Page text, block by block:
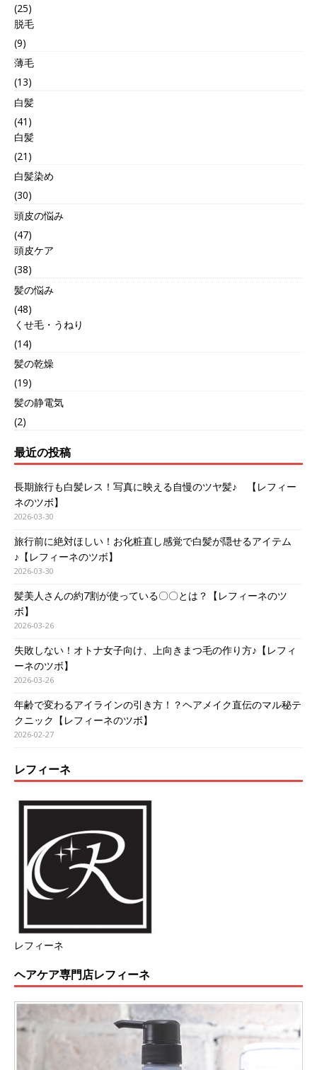
(25)
脱毛
(9)
薄毛
(13)
白髪
(41)
白髪
(21)
白髪染め
(30)
頭皮の悩み
(47)
頭皮ケア
(38)
髪の悩み
(48)
くせ毛・うねり
(14)
髪の乾燥
(19)
髪の静電気
(2)
最近の投稿
長期旅行も白髪レス！写真に映える自慢のツヤ髪♪ 【レフィー
ネのツボ】
2026-03-30
旅行前に絶対ほしい！お化粧直し感覚で白髪が隠せるアイテム
♪【レフィーネのツボ】
2026-03-30
髪美人さんの約7割が使っている〇〇とは？【レフィーネのツ
ボ】
2026-03-26
失敗しない！オトナ女子向け、上向きまつ毛の作り方♪【レフィ
ーネのツボ】
2026-03-26
年齢で変わるアイラインの引き方！？ヘアメイク直伝のマル秘テ
クニック【レフィーネのツボ】
2026-02-27
レフィーネ
レフィーネ
ヘアケア専門店レフィーネ